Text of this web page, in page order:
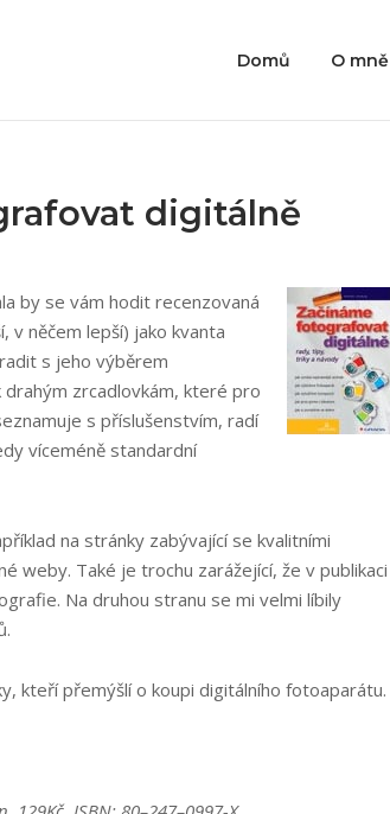
Domů O mně
digitálně
by se vám hodit recenzovaná
v něčem lepší) jako kvanta
s jeho výběrem
zrcadlovkám, které pro
s příslušenstvím, radí
víceméně standardní
na stránky zabývající se kvalitními
weby. Také je trochu zarážející, že v publikaci
Na druhou stranu se mi velmi líbily
kteří přemýšlí o koupi digitálního fotoaparátu.